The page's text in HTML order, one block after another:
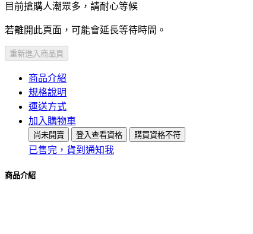
目前搶購人潮眾多，請耐心等候
若離開此頁面，可能會延長等待時間。
重新進入商品頁
商品介紹
規格說明
運送方式
加入購物車
尚未開賣 登入查看資格 購買資格不符
已售完，貨到通知我
商品介紹